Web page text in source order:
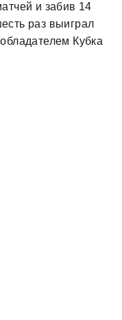
и забив 14
раз выиграл
Кубка